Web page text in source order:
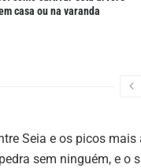
casa ou na varanda
Seia e os picos
sem ninguém, e o